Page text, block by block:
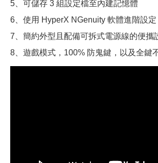
5、可儲存 3 組設定檔至內建記憶體
6、使用 HyperX NGenuity 軟體進階設定
7、簡約外型且配備可拆式電源線的便攜
8、遊戲模式，100% 防鬼鍵，以及全鍵